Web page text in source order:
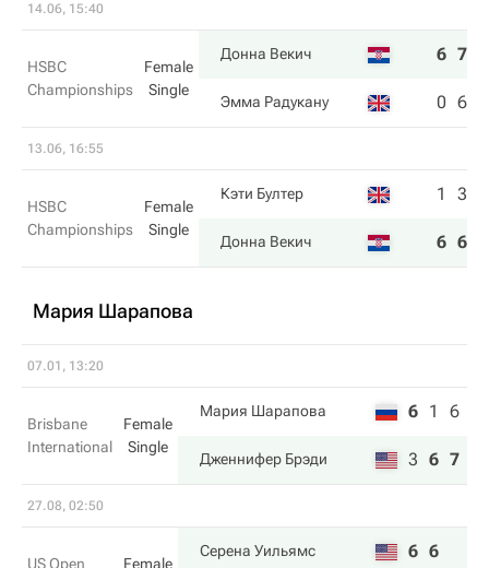
14.06, 15:40
HSBC
Championships
Female
Single
Донна Векич 6 7
Эмма Радукану 0 6
13.06, 16:55
HSBC
Championships
Female
Single
Кэти Бултер 1 3
Донна Векич 6 6
Мария Шарапова
07.01, 13:20
Brisbane
International
Female
Single
Мария Шарапова 6 1 6
Дженнифер Брэди 3 6 7
27.08, 02:50
US Open
Female
Серена Уильямс 6 6